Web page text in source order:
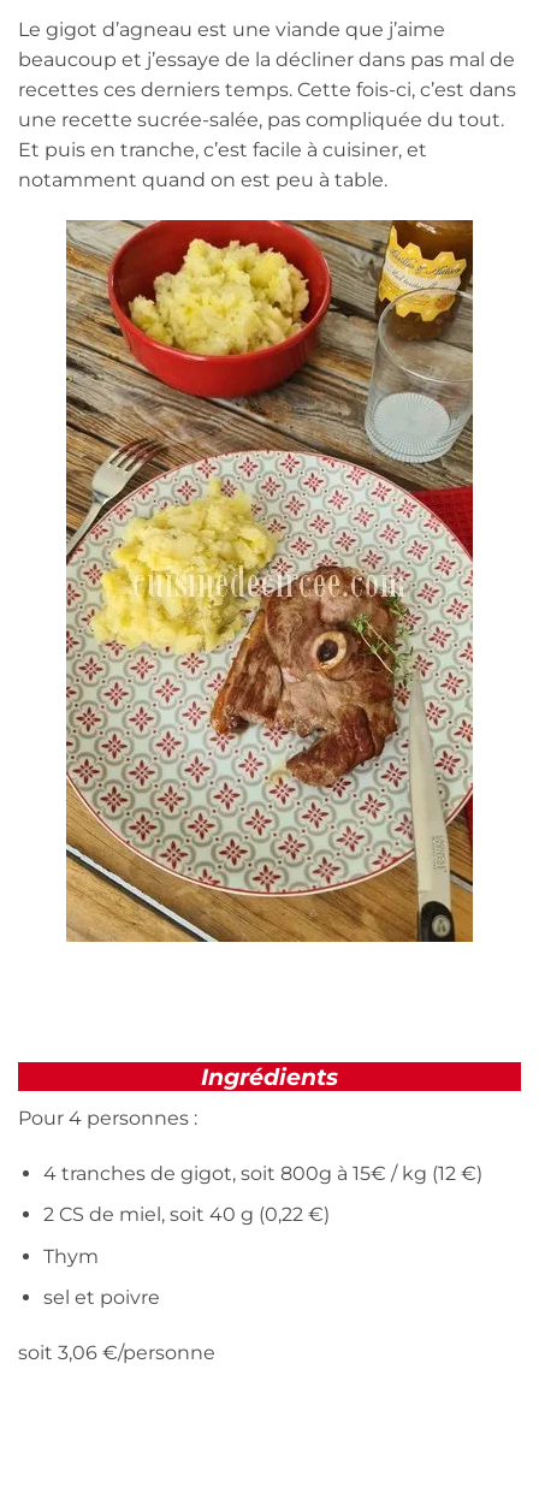
Le gigot d’agneau est une viande que j’aime
beaucoup et j’essaye de la décliner dans pas mal de
recettes ces derniers temps. Cette fois-ci, c’est dans
une recette sucrée-salée, pas compliquée du tout.
Et puis en tranche, c’est facile à cuisiner, et
notamment quand on est peu à table.
Ingrédients
Pour 4 personnes :
4 tranches de gigot, soit 800g à 15€ / kg (12 €)
2 CS de miel, soit 40 g (0,22 €)
Thym
sel et poivre
soit 3,06 €/personne